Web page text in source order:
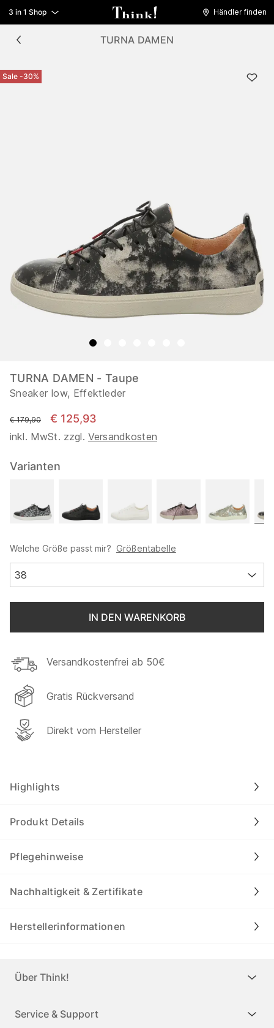
3 in 1 Shop Händler finden
TURNA DAMEN
Sale -30%
TURNA DAMEN - Taupe
Sneaker low, Effektleder
statt
€ 179,90 € 125,93
inkl. MwSt. zzgl. Versandkosten
Varianten
Welche Größe passt mir? Größentabelle
38
IN DEN WARENKORB
Versandkostenfrei ab 50€
Gratis Rückversand
Direkt vom Hersteller
Highlights
Produkt Details
Pflegehinweise
Nachhaltigkeit & Zertifikate
Herstellerinformationen
Über Think!
Service & Support